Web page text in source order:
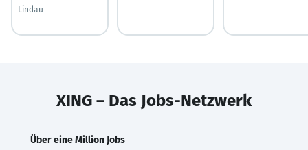
Lindau
XING – Das Jobs-Netzwerk
Über eine Million Jobs